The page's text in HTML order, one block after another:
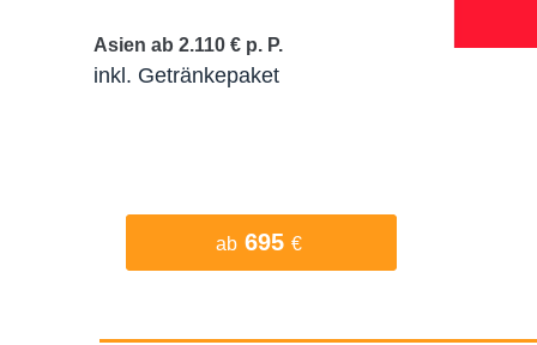
Asien ab 2.110 € p. P.
inkl. Getränkepaket
ab 695 €